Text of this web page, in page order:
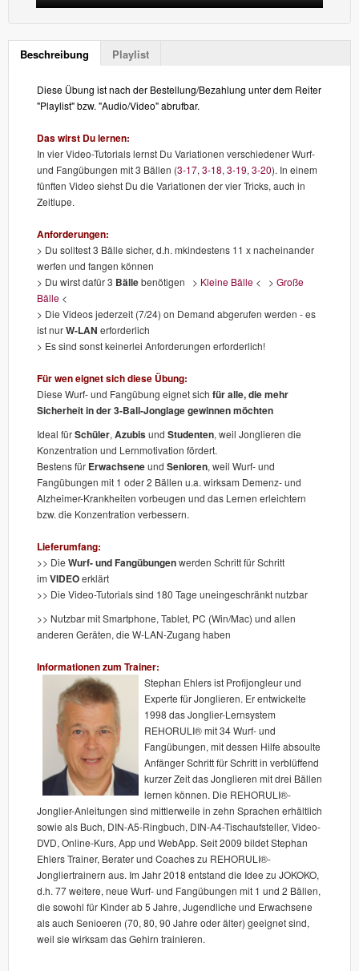
Beschreibung Playlist
Diese Übung ist nach der Bestellung/Bezahlung unter dem Reiter
"Playlist" bzw. "Audio/Video" abrufbar.
Das wirst Du lernen:
In vier Video-Tutorials lernst Du Variationen verschiedener Wurf-
und Fangübungen mit 3 Bällen (3-17, 3-18, 3-19, 3-20). In einem
fünften Video siehst Du die Variationen der vier Tricks, auch in
Zeitlupe.
Anforderungen:
> Du solltest 3 Bälle sicher, d.h. mkindestens 11 x nacheinander
werfen und fangen können
> Du wirst dafür 3 Bällebenötigen > Kleine Bälle < > Große
Bälle <
> Die Videos jederzeit (7/24) on Demand abgerufen werden - es
ist nurW-LAN erforderlich
> Es sind sonst keinerlei Anforderungen erforderlich!
Für wen eignet sich diese Übung:
Diese Wurf- und Fangübung eignet sich für alle, die mehr
Sicherheit in der 3-Ball-Jonglage gewinnen möchten
Ideal fürSchüler, Azubisund Studenten, weil Jonglieren die
Konzentration und Lernmotivation fördert.
Bestens für Erwachseneund Senioren, weil Wurf- und
Fangübungen mit 1 oder 2 Bällen u.a. wirksam Demenz- und
Alzheimer-Krankheiten vorbeugen und das Lernen erleichtern
bzw. die Konzentration verbessern.
Lieferumfang:
>> Die Wurf- und Fangübungenwerden Schritt für Schritt
im VIDEOerklärt
>> Die Video-Tutorials sind 180 Tage uneingeschränkt nutzbar
>> Nutzbar mit Smartphone, Tablet, PC (Win/Mac) und allen
anderen Geräten, die W-LAN-Zugang haben
Informationen zum Trainer:
Stephan Ehlers ist Profijongleur und
Experte für Jonglieren. Er entwickelte
1998 das Jonglier-Lernsystem
REHORULI® mit 34 Wurf- und
Fangübungen, mit dessen Hilfe absoulte
Anfänger Schritt für Schritt in verblüffend
kurzer Zeit das Jonglieren mit drei Bällen
lernen können. Die REHORULI®-
Jonglier-Anleitungen sind mittlerweile in zehn Sprachen erhältlich
sowie als Buch, DIN-A5-Ringbuch, DIN-A4-Tischaufsteller, Video-
DVD, Online-Kurs, App und WebApp. Seit 2009 bildet Stephan
Ehlers Trainer, Berater und Coaches zu REHORULI®-
Jongliertrainern aus. Im Jahr 2018 entstand die Idee zu JOKOKO,
d.h. 77 weitere, neue Wurf- und Fangübungen mit 1 und 2 Bällen,
die sowohl für Kinder ab 5 Jahre, Jugendliche und Erwachsene
als auch Senioeren (70, 80, 90 Jahre oder älter) geeignet sind,
weil sie wirksam das Gehirn trainieren.